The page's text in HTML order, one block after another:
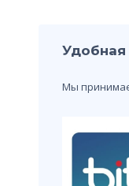
Удобная
Мы